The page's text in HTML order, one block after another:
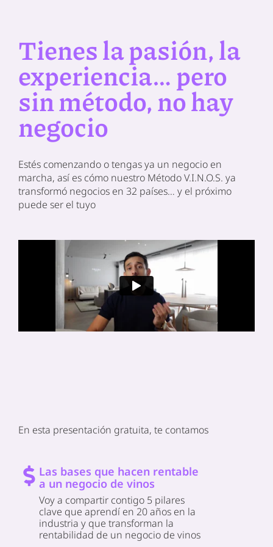
Tienes la pasión, la
experiencia… pero
sin método, no hay
negocio
Estés comenzando o tengas ya un negocio en
marcha, así es cómo nuestro Método V.I.N.O.S. ya
transformó negocios en 32 países… y el próximo
puede ser el tuyo
En esta presentación gratuita, te contamos
Las bases que hacen rentable
a un negocio de vinos
Voy a compartir contigo 5 pilares
clave que aprendí en 20 años en la
industria y que transforman la
rentabilidad de un negocio de vinos